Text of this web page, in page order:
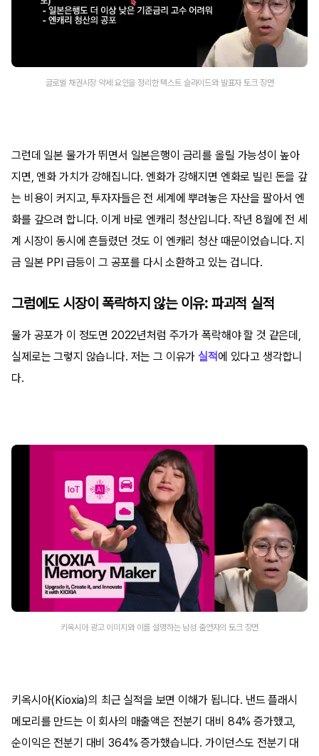
글로벌 채권시장 약세 요인을 정리한 텍스트 슬라이드와 발표자 토크 장면
그런데 일본 물가가 뛰면서 일본은행이 금리를 올릴 가능성이 높아
지면, 엔화 가치가 강해집니다. 엔화가 강해지면 엔화로 빌린 돈을 갚
는 비용이 커지고, 투자자들은 전 세계에 뿌려놓은 자산을 팔아서 엔
화를 갚으려 합니다. 이게 바로 엔캐리 청산입니다. 작년 8월에 전 세
계 시장이 동시에 흔들렸던 것도 이 엔캐리 청산 때문이었습니다. 지
금 일본 PPI 급등이 그 공포를 다시 소환하고 있는 겁니다.
그럼에도 시장이 폭락하지 않는 이유: 파괴적 실적
물가 공포가 이 정도면 2022년처럼 주가가 폭락해야 할 것 같은데,
실제로는 그렇지 않습니다. 저는 그 이유가실적에 있다고 생각합니
다.
키옥시아 광고 이미지와 이를 설명하는 남성 출연자의 토크 장면
키옥시아(Kioxia)의 최근 실적을 보면 이해가 됩니다. 낸드 플래시
메모리를 만드는 이 회사의 매출액은 전분기 대비 84% 증가했고,
순이익은 전분기 대비 364% 증가했습니다. 가이던스도 전분기 대